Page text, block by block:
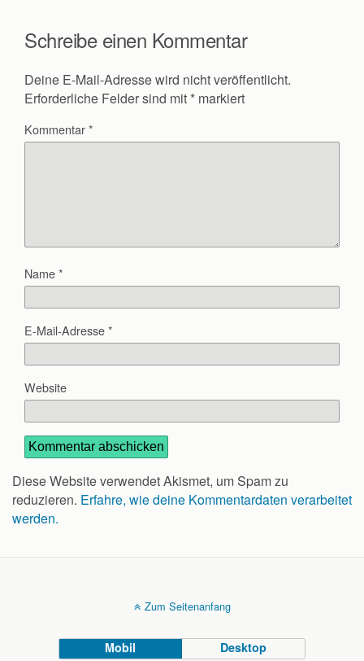
Schreibe einen Kommentar
Deine E-Mail-Adresse wird nicht veröffentlicht.
Erforderliche Felder sind mit * markiert
Kommentar*
Name*
E-Mail-Adresse*
Website
Diese Website verwendet Akismet, um Spam zu
reduzieren. Erfahre, wie deine Kommentardaten verarbeitet
werden.
Zum Seitenanfang
Mobil Desktop